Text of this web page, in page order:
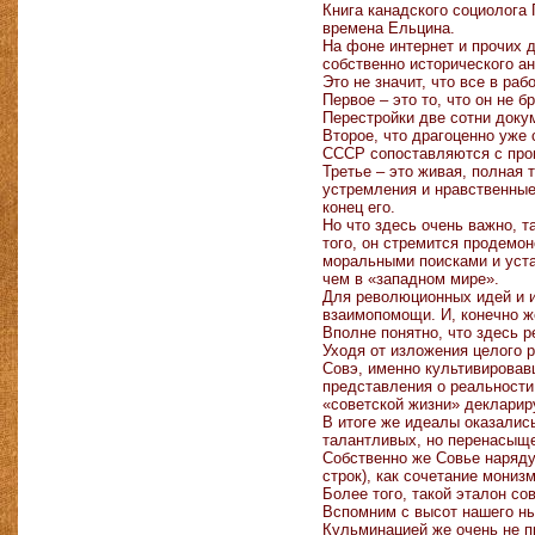
Книга канадского
времена Ельцина.
На фоне интернет и прочих
собственно исторического
Это не значит, что все в
Первое – это то, что он не
Перестройки две сотни
Второе, что драгоценно уже
СССР сопоставляются с
Третье – это живая, полная
устремления и
конец его.
Но что здесь очень важно,
того, он стремится
моральными поисками и
чем в «западном мире».
Для революционных идей и
взаимопомощи. И, конечно
Вполне понятно, что здесь
Уходя от изложения целого
Совэ, именно
представления о
«советской жизни»
В итоге же идеалы
талантливых, но
Собственно же Совье
строк), как сочетание
Более того, такой эталон
Вспомним с высот нашего
Кульминацией же очень не